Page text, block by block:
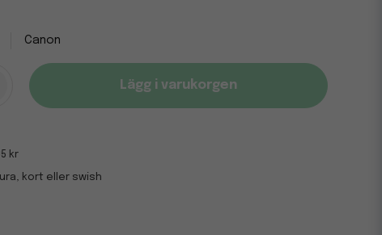
Canon
Lägg i varukorgen
kr
kort eller swish